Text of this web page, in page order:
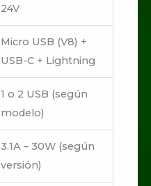
24V
Micro USB (V8) +
USB-C + Lightning
1 o 2 USB (según
modelo)
3.1A – 30W (según
versión)